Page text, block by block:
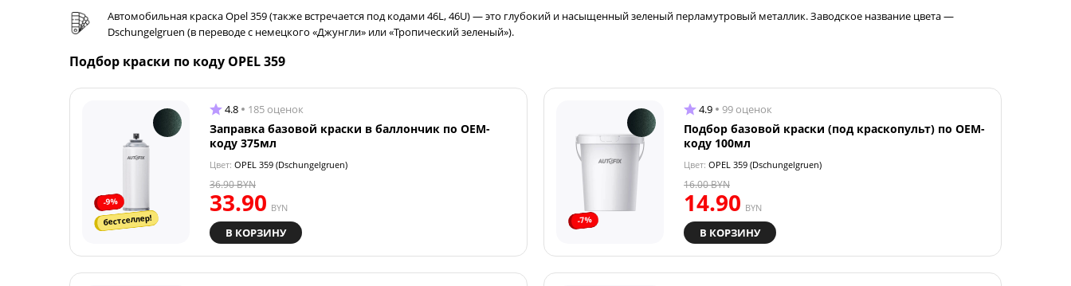
Автомобильная краска Opel 359 (также встречается под кодами 46L, 46U) — это глубокий и насыщенный зеленый перламутровый металлик. Заводское название цвета —
Dschungelgruen (в переводе с немецкого «Джунгли» или «Тропический зеленый»).
Подбор краски по коду OPEL 359
-9%
бестселлер!
4.8 185 оценок
Заправка базовой краски в баллончик по OEM-
коду 375мл
Цвет: OPEL 359 (Dschungelgruen)
33.90 BYN
36.90BYN
В КОРЗИНУ
-7%
4.9 99 оценок
Подбор базовой краски (под краскопульт) по OEM-
коду 100мл
Цвет: OPEL 359 (Dschungelgruen)
14.90 BYN
16.00BYN
В КОРЗИНУ